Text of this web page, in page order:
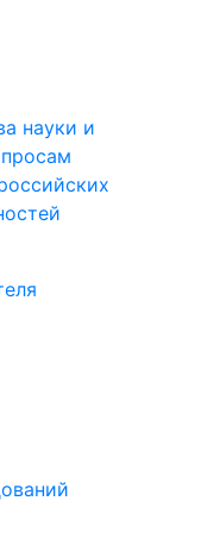
науки и